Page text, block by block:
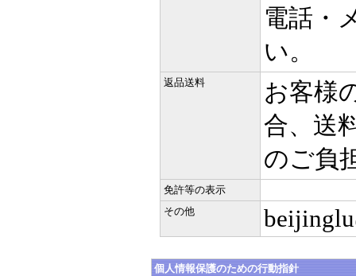
電話・
い。
返品送料
お客様
合、送
のご負
免許等の表示
その他
個人情報保護のための行動指針